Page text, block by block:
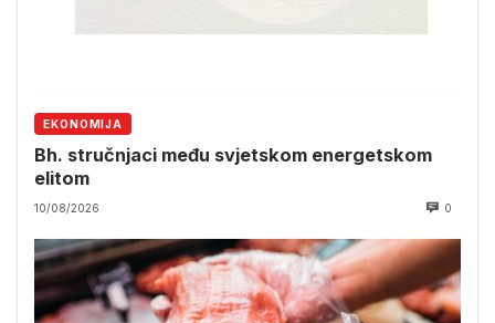
EKONOMIJA
Bh. stručnjaci među svjetskom energetskom
elitom
10/08/2026 0